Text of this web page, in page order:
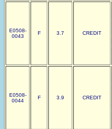
E0508-
0043
F 3.7 CREDIT
E0508-
0044
F 3.9 CREDIT